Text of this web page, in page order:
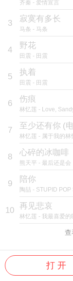
齐秦 - 爱情宣言
3 寂寞有多长
马条 - 马条
4 野花
田震 - 田震
5 执着
田震 - 田震
6 伤痕
林忆莲 - Love,
7 至少还有你 (
林忆莲 - 属于我的林
8 心碎的冰咖啡
熊天平 - 最后还是会
9 陪你
陶喆 - STUPID POP
10 再见悲哀
林忆莲 - 我最喜爱的
查
打 开